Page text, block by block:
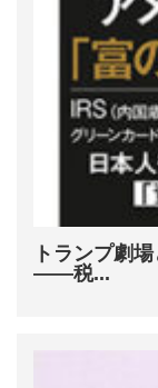
トランプ劇
――税...